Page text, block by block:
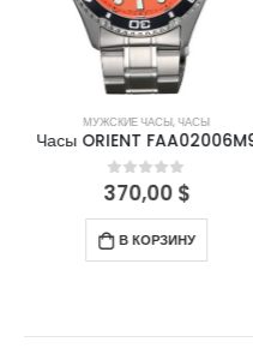
МУЖСКИЕ ЧАСЫ,ЧАСЫ
Часы ORIENT FAA02006M9
0out of 5
370,00$
В КОРЗИНУ